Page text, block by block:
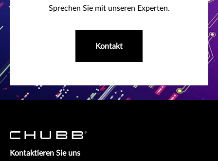
Sprechen Sie mit unseren Experten.
Kontakt
Kontaktieren Sie uns